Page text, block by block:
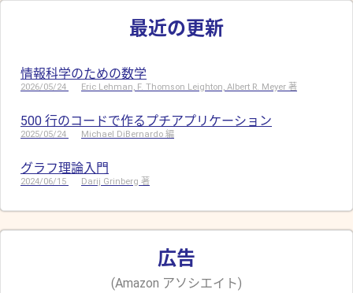
最近の更新
情報科学のための数学
2026/05/24 Eric Lehman, F. Thomson Leighton, Albert R. Meyer 著
500 行のコードで作るプチアプリケーション
2025/05/24 Michael DiBernardo 編
グラフ理論入門
2024/06/15 Darij Grinberg 著
広告
(Amazon アソシエイト)